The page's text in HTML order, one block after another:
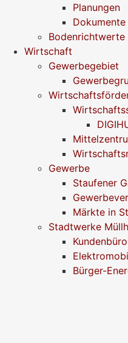
Planungen
Dokumente
Bodenrichtwerte
Wirtschaft
Gewerbegebiet
Gewerbe
Staufener
Märkte in
Stadtwerke
Bürger-